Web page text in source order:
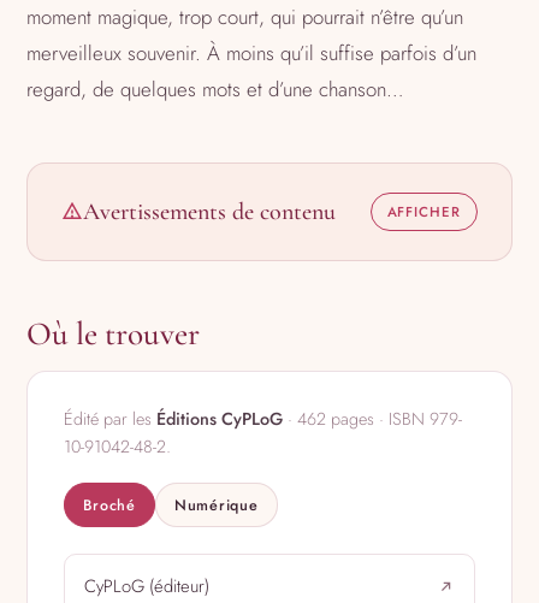
moment magique, trop court, qui pourrait n’être qu’un
merveilleux souvenir. À moins qu’il suffise parfois d’un
regard, de quelques mots et d’une chanson…
Avertissements de contenu
Où le trouver
Édité par les Éditions CyPLoG · 462 pages · ISBN 979-
10-91042-48-2.
Broché Numérique
CyPLoG (éditeur)